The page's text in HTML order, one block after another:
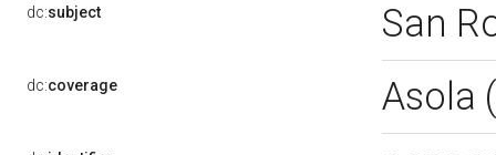
dc:subject San
dc:coverage Asola